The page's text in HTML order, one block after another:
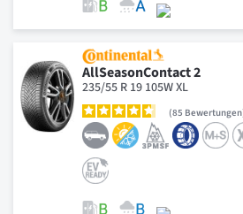
AllSeasonContact 2
235/55 R 19 105W XL
85 Bewertungen